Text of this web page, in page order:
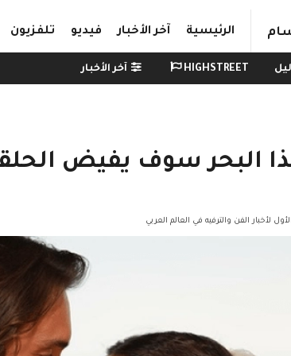
الرئيسية آخر الأخبار فيديو تلفزيون
Watch
HIGHSTREET آخر الأخبار
يفيض الحلقة 31 والأخيرة .. أسرار